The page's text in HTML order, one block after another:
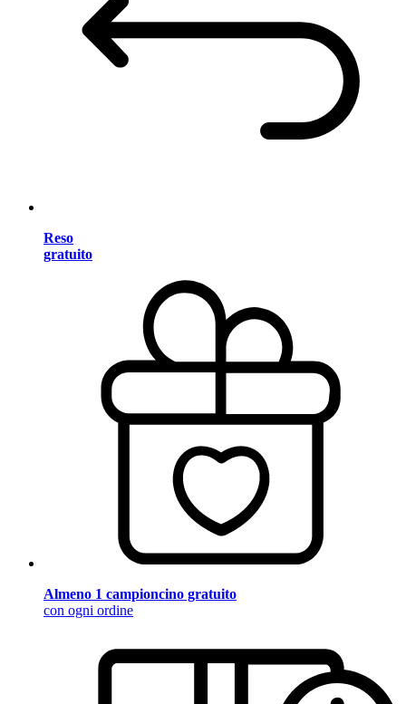
Reso
gratuito
Almeno 1 campioncino gratuito
con ogni ordine